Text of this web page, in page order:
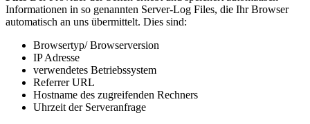
Informationen in so genannten Server-Log Files, die Ihr Browser
automatisch an uns übermittelt. Dies sind:
Browsertyp/ Browserversion
IP Adresse
verwendetes Betriebssystem
Referrer URL
Hostname des zugreifenden Rechners
Uhrzeit der Serveranfrage